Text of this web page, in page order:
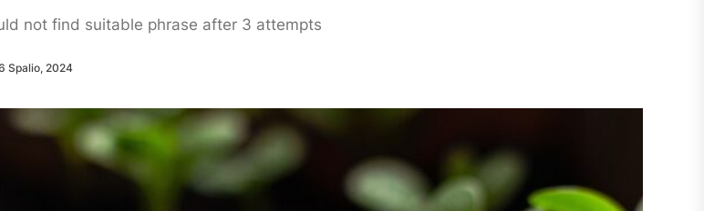
not find suitable phrase after 3 attempts
Spalio, 2024